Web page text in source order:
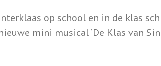
op school en in de klas
mini musical ‘De Klas van